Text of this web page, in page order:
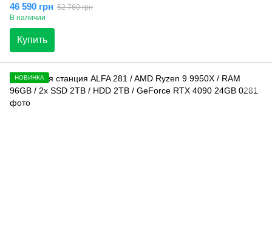
46 590 грн 52 760 грн
В наличии
Купить
НОВИНКА